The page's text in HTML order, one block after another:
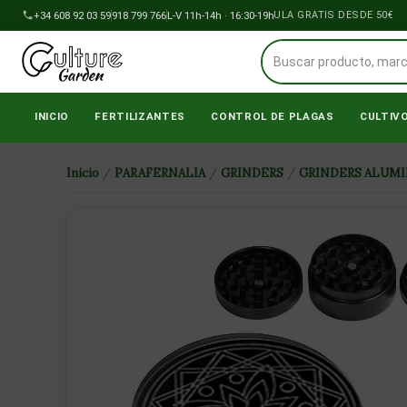
al
contenido
+34 608 92 03 59918 799 766L-V 11h-14h · 16:30-19h
ENVÍOS A PENÍNSULA GRATIS DESDE 50€
INICIO FERTILIZANTES CONTROL DE PLAGAS CULTIVO
Inicio / PARAFERNALIA / GRINDERS / GRINDERS